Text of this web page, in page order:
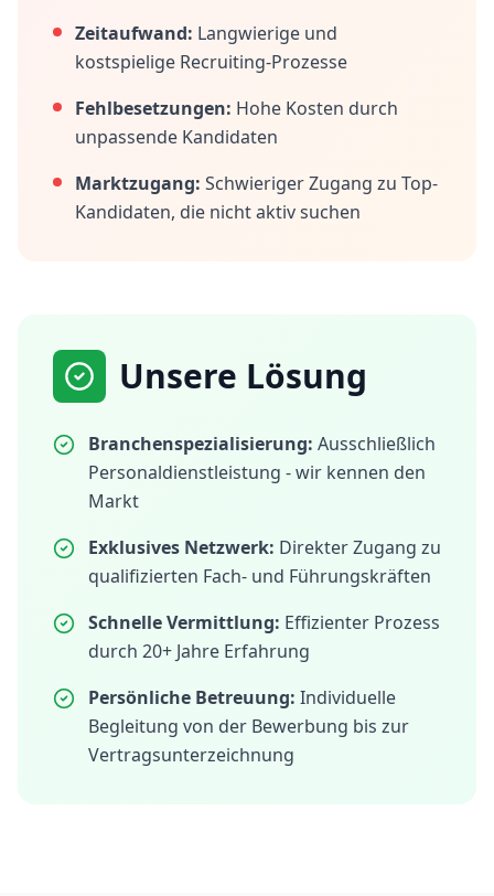
Zeitaufwand: Langwierige und
kostspielige Recruiting-Prozesse
Fehlbesetzungen: Hohe Kosten durch
unpassende Kandidaten
Marktzugang: Schwieriger Zugang zu Top-
Kandidaten, die nicht aktiv suchen
Unsere Lösung
Branchenspezialisierung: Ausschließlich
Personaldienstleistung - wir kennen den
Markt
Exklusives Netzwerk: Direkter Zugang zu
qualifizierten Fach- und Führungskräften
Schnelle Vermittlung: Effizienter Prozess
durch 20+ Jahre Erfahrung
Persönliche Betreuung: Individuelle
Begleitung von der Bewerbung bis zur
Vertragsunterzeichnung